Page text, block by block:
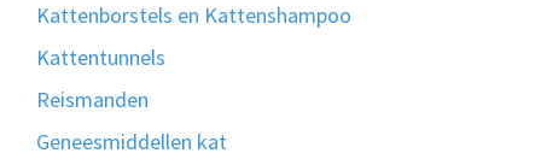
Kattenborstels en Kattenshampoo
Kattentunnels
Reismanden
Geneesmiddellen kat